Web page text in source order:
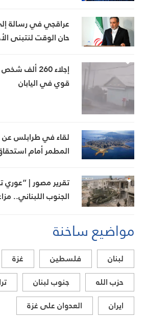
عراقجي في رسالة
حان الوقت لنتبنى
إجلاء 260
قوي في اليابان
لقاء في طرابلس عن
المطمر أمام
تقرير مصور |
الجنوب اللبناني..
مواضيع ساخنة
لبنان فلسطين
غزة
حزب الله
جنوب لبنان
ايران
العدوان على غزة